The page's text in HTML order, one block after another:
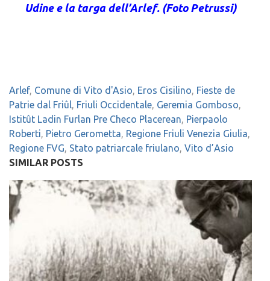
Udine e la targa dell’Arlef. (Foto Petrussi)
Arlef, Comune di Vito d'Asio, Eros Cisilino, Fieste de
Patrie dal Friûl, Friuli Occidentale, Geremia Gomboso,
Istitût Ladin Furlan Pre Checo Placerean, Pierpaolo
Roberti, Pietro Gerometta, Regione Friuli Venezia Giulia,
Regione FVG, Stato patriarcale friulano, Vito d’Asio
SIMILAR POSTS